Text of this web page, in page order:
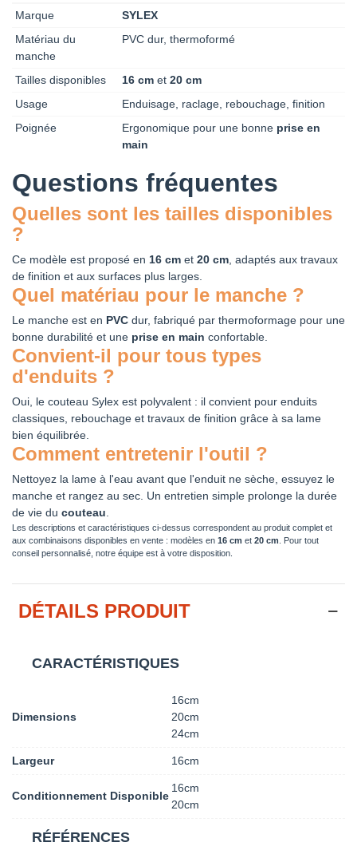
Marque
SYLEX
Matériau du
manche
PVC dur, thermoformé
Tailles disponibles 16 cm et 20 cm
Usage
Enduisage, raclage, rebouchage, finition
Poignée
Ergonomique pour une bonne prise en
main
Questions fréquentes
Quelles sont les tailles disponibles
?
Ce modèle est proposé en 16 cm et 20 cm , adaptés aux travaux
de finition et aux surfaces plus larges.
Quel matériau pour le manche ?
Le manche est en PVC dur, fabriqué par thermoformage pour une
bonne durabilité et une prise en main confortable.
Convient-il pour tous types
d'enduits ?
Oui, le couteau Sylex est polyvalent : il convient pour enduits
classiques, rebouchage et travaux de finition grâce à sa lame
bien équilibrée.
Comment entretenir l'outil ?
Nettoyez la lame à l'eau avant que l'enduit ne sèche, essuyez le
manche et rangez au sec. Un entretien simple prolonge la durée
de vie du couteau
Les descriptions et caractéristiques ci-dessus correspondent au produit complet et
aux combinaisons disponibles en vente : modèles en 16 cm et 20 cm . Pour tout
conseil personnalisé, notre équipe est à votre disposition.
DÉTAILS PRODUIT
CARACTÉRISTIQUES
Dimensions
16cm
20cm
24cm
Largeur 16cm
Conditionnement Disponible
16cm
20cm
RÉFÉRENCES